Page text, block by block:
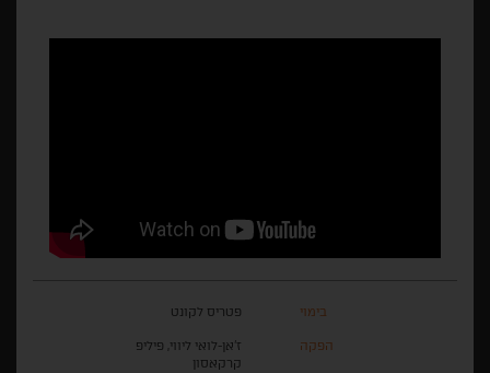
בימוי פטריס לקונט
הפקה
ז'אן-לואי ליווי, פיליפ
קרקאסון